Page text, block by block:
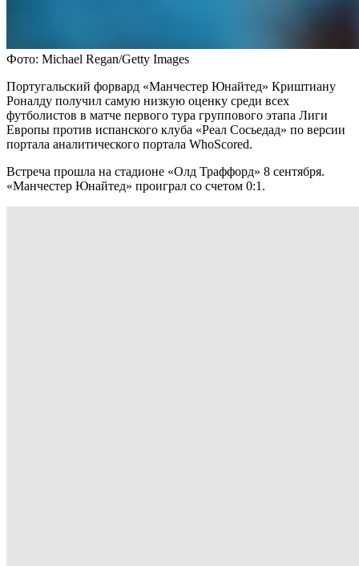
Фото: Michael Regan/Getty Images
Португальский форвард «Манчестер Юнайтед» Криштиану
Роналду получил самую низкую оценку среди всех
футболистов в матче первого тура группового этапа Лиги
Европы против испанского клуба «Реал Сосьедад» по версии
портала аналитического портала WhoScored.
Встреча прошла на стадионе «Олд Траффорд» 8 сентября.
«Манчестер Юнайтед» проиграл со счетом 0:1.